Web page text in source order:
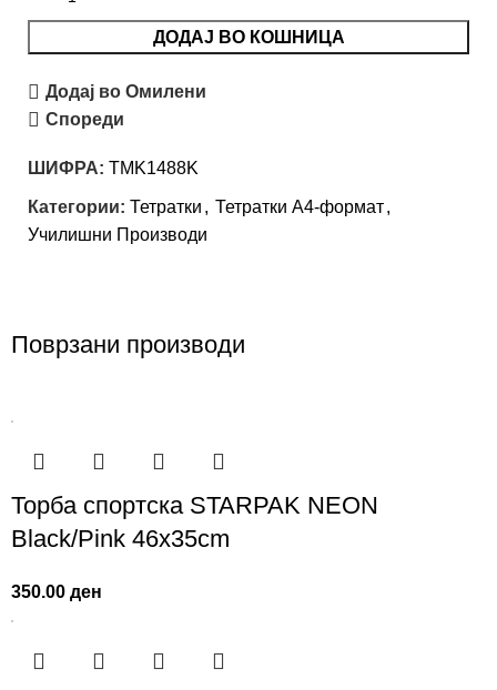
ДОДАЈ ВО КОШНИЦА
Додај во Омилени
Спореди
ШИФРА: TMK1488K
Категории: Тетратки , Тетратки А4-формат,
Училишни Производи
Поврзани производи
Торба спортска STARPAK NEON
Black/Pink 46х35cm
350.00ден